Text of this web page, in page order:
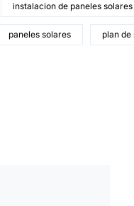
instalacion de paneles solares
paneles solares plan de